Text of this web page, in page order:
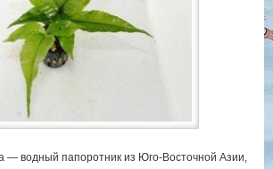
— водный папоротник из Юго-Восточной Азии,